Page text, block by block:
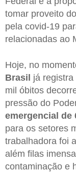
tomar proveito
pela covid-19
relacionadas ao
Hoje, no
Brasil já
mil óbitos
pressão do
emergencial de
para os setores
trabalhadora foi
além filas
contaminação e